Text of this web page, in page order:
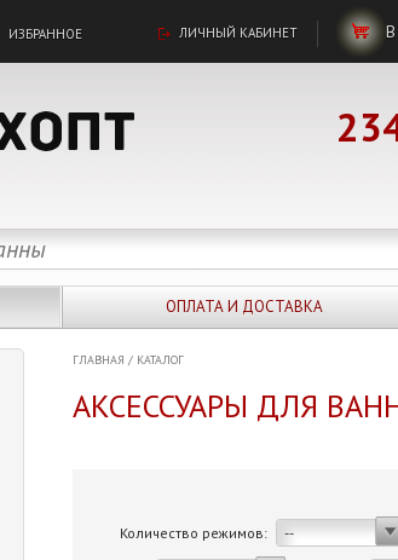
ИЗБРАННОЕ ЛИЧНЫЙ КАБИНЕТ В
ОПЛАТА И ДОСТАВКА
ГЛАВНАЯ / КАТАЛОГ
АКСЕССУАРЫ ДЛЯ
Количество режимов:
--